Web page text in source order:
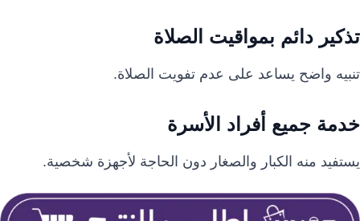
تذكير دائم بمواقيت الصلاة
تنبيه واضح يساعد على عدم تفويت الصلاة.
خدمة جميع أفراد الأسرة
يستفيد منه الكبار والصغار دون الحاجة لأجهزة شخصية.